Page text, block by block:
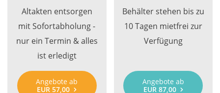
Altakten entsorgen
mit Sofortabholung -
nur ein Termin & alles
ist erledigt
Angebote ab
EUR 57,00
Behälter stehen bis zu
10 Tagen mietfrei zur
Verfügung
Angebote ab
EUR 87,00